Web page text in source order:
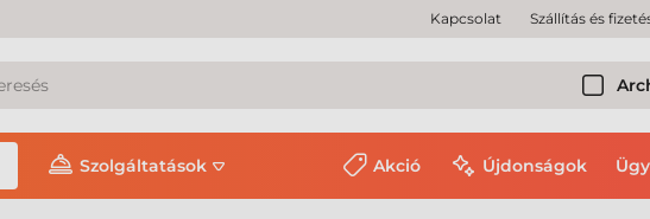
Kapcsolat Szállítás és
Szolgáltatások Akció Újdonságok